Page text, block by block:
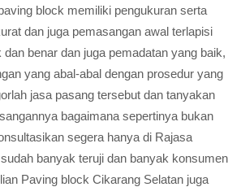
block memiliki pengukuran serta
dan juga pemasangan awal terlapisi
benar dan juga pemadatan yang baik,
yang abal-abal dengan prosedur yang
jasa pasang tersebut dan tanyakan
bagaimana sepertinya bukan
segera hanya di Rajasa
banyak teruji dan banyak konsumen
Paving block Cikarang Selatan juga